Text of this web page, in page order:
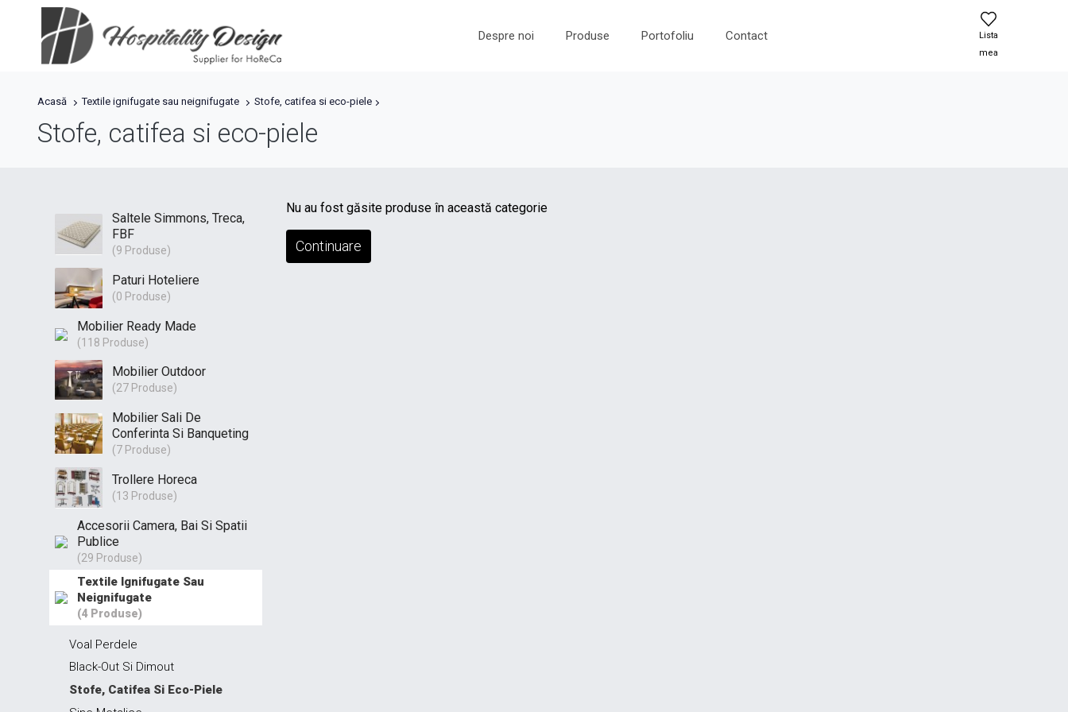
Despre noi Produse Portofoliu Contact
Lista
mea
Acasă Textile ignifugate sau neignifugate Stofe, catifea si eco-piele
Stofe, catifea si eco-piele
Saltele Simmons, Treca,
FBF
(9 Produse)
Paturi Hoteliere
(0 Produse)
Mobilier Ready Made
(118 Produse)
Mobilier Outdoor
(27 Produse)
Mobilier Sali De
Conferinta Si Banqueting
(7 Produse)
Trollere Horeca
(13 Produse)
Accesorii Camera, Bai Si Spatii
Publice
(29 Produse)
Textile Ignifugate Sau
Neignifugate
(4 Produse)
Voal Perdele
Black-Out Si Dimout
Stofe, Catifea Si Eco-Piele
Nu au fost găsite produse în această categorie
Continuare